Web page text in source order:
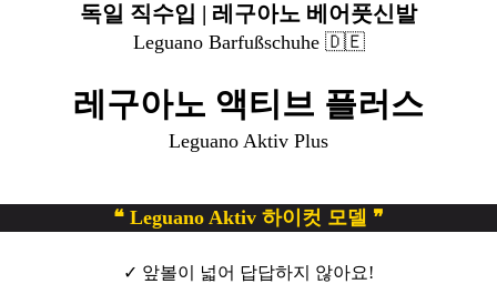
독일 직수입 | 레구아노 베어풋신발
Leguano Barfußschuhe 🇩🇪
레구아노 액티브 플러스
Leguano Aktiv Plus
❝ Leguano Aktiv 하이컷 모델 ❞
✓ 앞볼이 넓어 답답하지 않아요!